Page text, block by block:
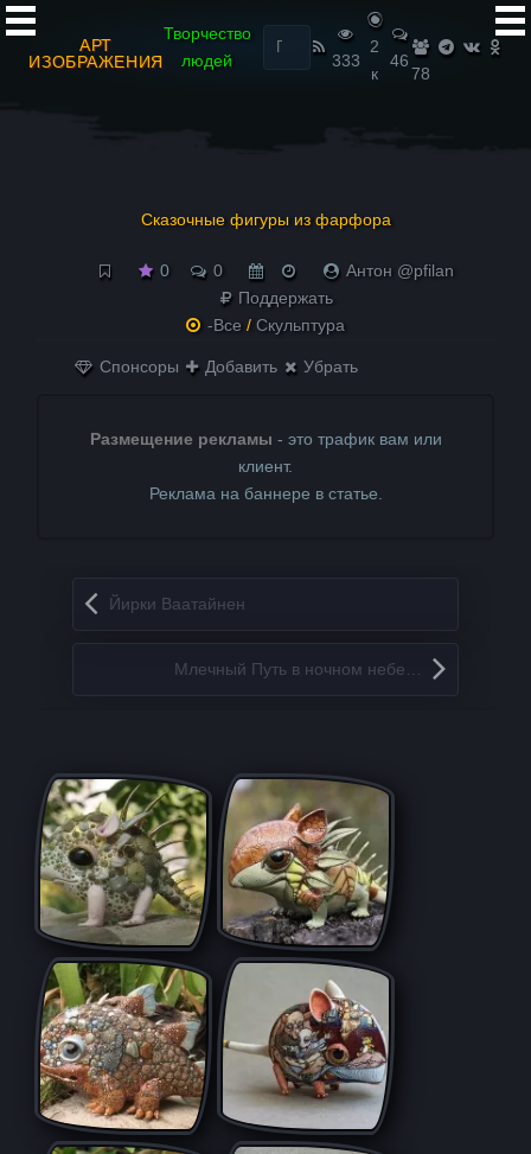
АРТ
ИЗОБРАЖЕНИЯ
Творчество
людей
Найти:
333
2
к
46
78
Сказочные фигуры из фарфора
0 0
Антон @pfilan
Поддержать
-Все / Скульптура
Спонсоры Добавить Убрать
Размещение рекламы - это трафик вам или
клиент.
Реклама на баннере в статье.
Запись навигация
Йирки Ваатайнен
Млечный Путь в ночном небе…